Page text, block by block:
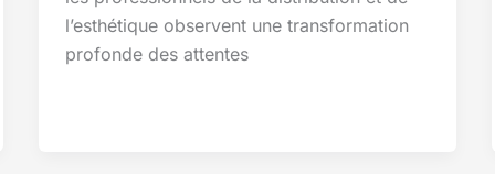
l’esthétique observent une transformation
profonde des attentes